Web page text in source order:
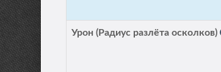
Урон (Радиус разлёта осколков)